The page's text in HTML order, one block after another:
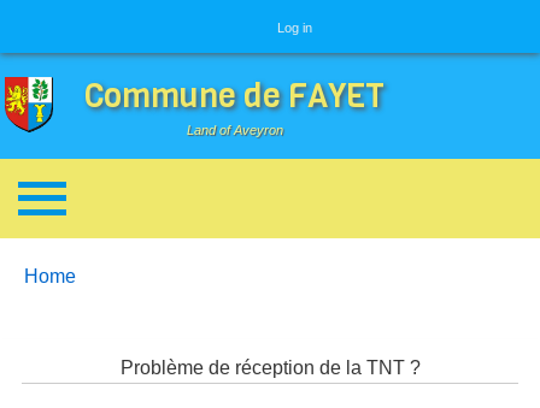
Log in
Commune de FAYET
Land of Aveyron
Breadcrumbs
You are here:
Home
Problème de réception de la TNT ?